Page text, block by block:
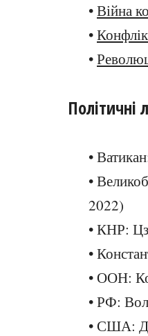
•Війна
•
•
Політичні
•
•
2022)
• КНР:
•
• ООН:
• РФ:
• США: